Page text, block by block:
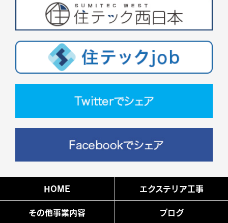
HOME エクステリア工事
その他事業内容 ブログ